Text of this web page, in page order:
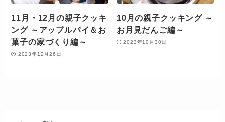
11月・12月の親子クッキ
ング ～アップルパイ＆お
菓子の家づくり編～
2023年12月26日
10月の親子クッキング ～
お月見だんご編～
2023年10月30日